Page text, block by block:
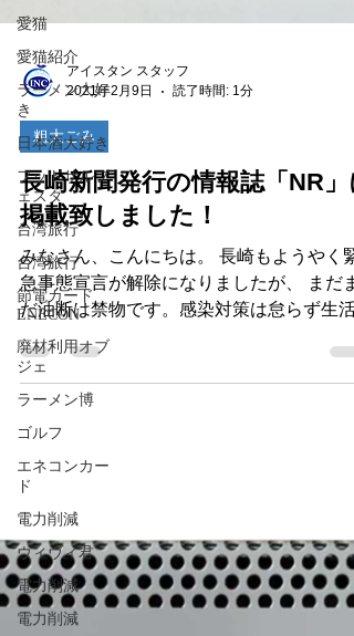
愛猫
愛猫紹介
ラーメン大好
き
日本酒大好き
フットサルフ
ェスタ
台湾旅行
台湾旅行
節電カード
ENECON
廃材利用オブ
ジェ
ラーメン博
ゴルフ
エネコンカー
ド
電力削減
ヴィヴィ君
電力削減
電力削減
アイスタン スタッフ
2021年2月9日
粗大ごみ
長崎新聞発行の情報誌「NR」
掲載致しました！
みなさん、こんにちは。 長崎もようやく緊
だ油断は禁物です。感染対策は怠らず生活
ていきましょう！ さて、長崎新聞で毎月、
主に学生様の就活と進学を応援する情報誌
「NR」 (Nagasaki ...